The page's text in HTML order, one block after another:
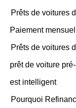
Prêts de voitures
Paiement mensuel
Prêts de voitures
prêt de voiture
est intelligent
Pourquoi